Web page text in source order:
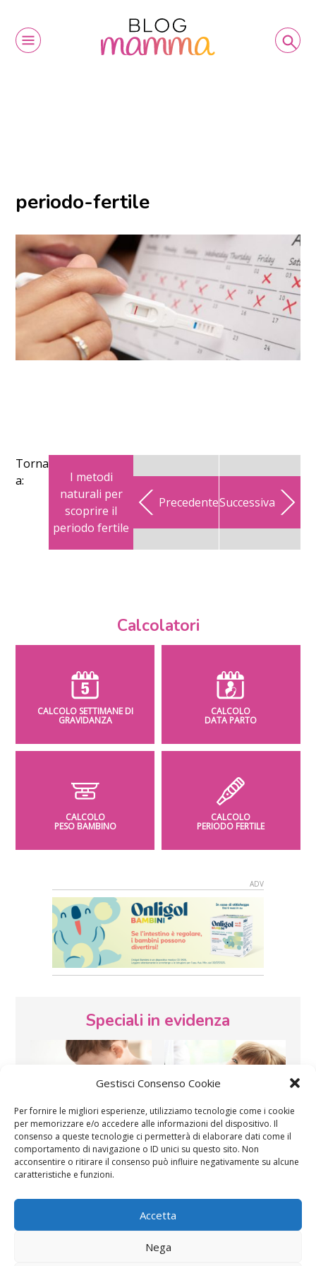
Gestisci Consenso Cookie
Per fornire le migliori esperienze, utilizziamo tecnologie come i cookie
per memorizzare e/o accedere alle informazioni del dispositivo. Il
consenso a queste tecnologie ci permetterà di elaborare dati come il
comportamento di navigazione o ID unici su questo sito. Non
acconsentire o ritirare il consenso può influire negativamente su alcune
caratteristiche e funzioni.
Accetta
Nega
periodo-fertile
Torna
a:
I metodi
naturali per
scoprire il
periodo fertile
PrecedenteSuccessiva
Calcolatori
CALCOLO SETTIMANE DI
GRAVIDANZA
CALCOLO
DATA PARTO
CALCOLO
PESO BAMBINO
CALCOLO
PERIODO FERTILE
Speciali in evidenza
Vaccini SOS Pediatra